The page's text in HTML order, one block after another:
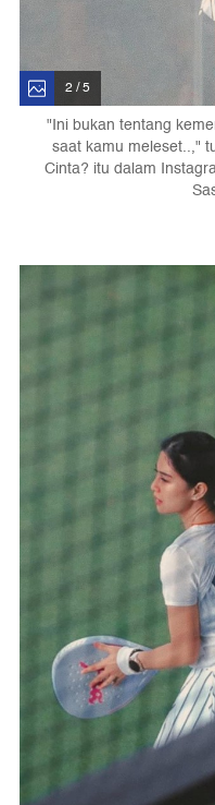
2 / 5
"Ini bukan tentang
saat kamu meleset..,"
Cinta? itu dalam